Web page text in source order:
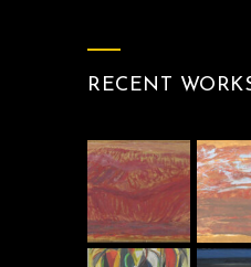
RECENT